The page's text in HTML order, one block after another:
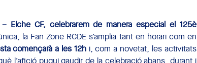
– Elche CF, celebrarem de manera especial el 125è
la Fan Zone RCDE s’amplia tant en horari com en
començarà a les 12hi, com a novetat, les activitats